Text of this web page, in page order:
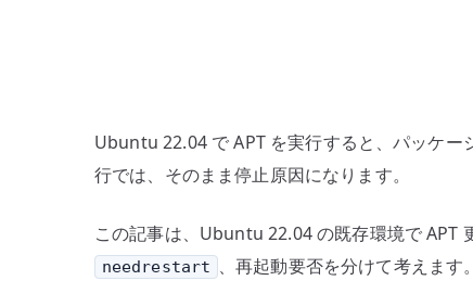
Ubuntu 22.04 で APT を実行すると、パッケ
行では、そのまま停止原因になります。
この記事は、Ubuntu 22.04 の既存環境で APT
needrestart 、再起動要否を分けて考えます。